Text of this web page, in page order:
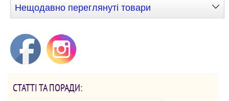
Нещодавно переглянуті товари
СТАТТІ ТА ПОРАДИ: